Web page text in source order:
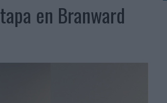
EN IBIZA
en Branward